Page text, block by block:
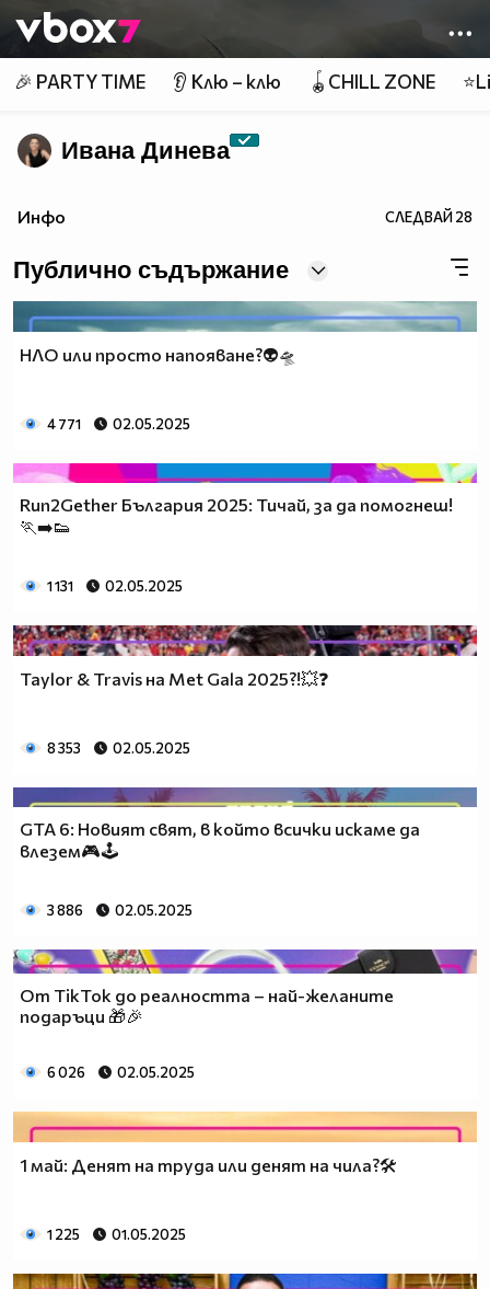
👾
🎉 PARTY TIME 👂 Клю – клю 🪀CHILL ZONE
Ивана Динева
Инфо СЛЕДВАЙ28
Публично съдържание
НЛО или просто напояване?👽🛸
4 771 02.05.2025
Run2Gether България 2025: Тичай, за да помогнеш!
🏃‍➡️👟
1 131 02.05.2025
Taylor & Travis на Met Gala 2025?!💥❓
8 353 02.05.2025
GTA 6: Новият свят, в който всички искаме да
влезем🎮🕹️
3 886 02.05.2025
От TikTok до реалността – най-желаните
подаръци 🎁🎉
6 026 02.05.2025
1 май: Денят на труда или денят на чила?🛠️
1 225 01.05.2025